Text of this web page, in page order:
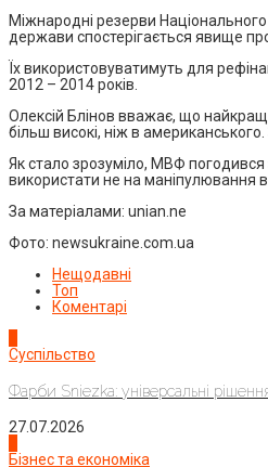
Міжнародні резерви
держави спостерігається явище
Їх використовуватимуть для
2012 – 2014 років.
Олексій Блінов вважає, що
більш високі, ніж в
Як стало зрозуміло, МВФ погодився
використати не на маніпулювання
За матеріалами: unian.ne
Фото: newsukraine.com.ua
Нещодавні
Топ
Коментарі
Суспільство
Фарби Sniezka: універсальні рішення
27.07.2026
Бізнес та економіка